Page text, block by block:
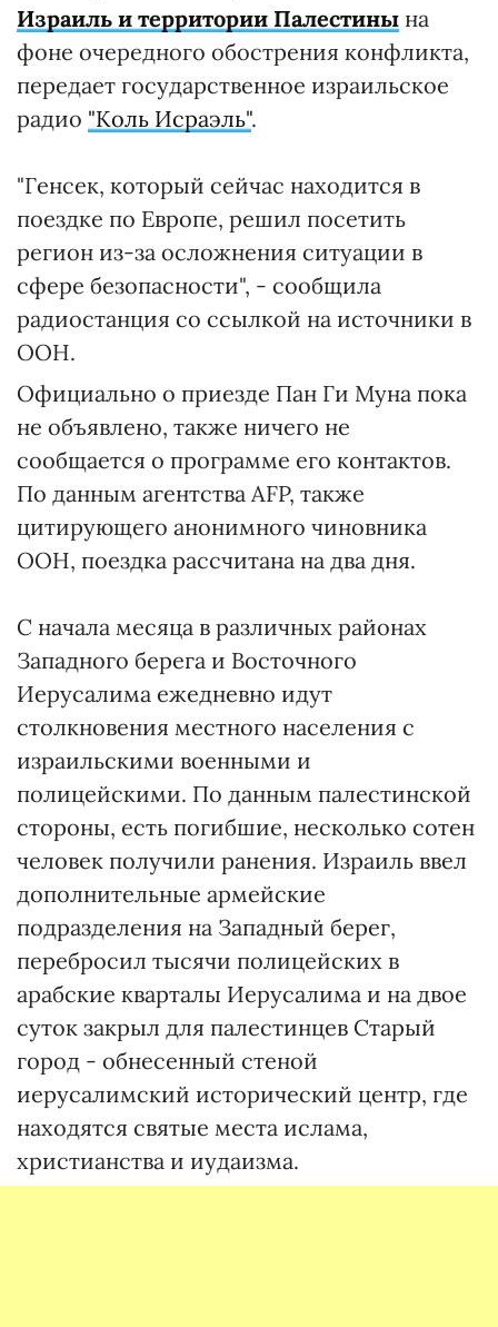
Израиль и территории Палестины на
фоне очередного обострения конфликта,
передает государственное израильское
радио "Коль Исраэль".
"Генсек, который сейчас находится в
поездке по Европе, решил посетить
регион из-за осложнения ситуации в
сфере безопасности", - сообщила
радиостанция со ссылкой на источники в
ООН.
Официально о приезде Пан Ги Муна пока
не объявлено, также ничего не
сообщается о программе его контактов.
По данным агентства AFP, также
цитирующего анонимного чиновника
ООН, поездка рассчитана на два дня.
С начала месяца в различных районах
Западного берега и Восточного
Иерусалима ежедневно идут
столкновения местного населения с
израильскими военными и
полицейскими. По данным палестинской
стороны, есть погибшие, несколько сотен
человек получили ранения. Израиль ввел
дополнительные армейские
подразделения на Западный берег,
перебросил тысячи полицейских в
арабские кварталы Иерусалима и на двое
суток закрыл для палестинцев Старый
город - обнесенный стеной
иерусалимский исторический центр, где
находятся святые места ислама,
христианства и иудаизма.